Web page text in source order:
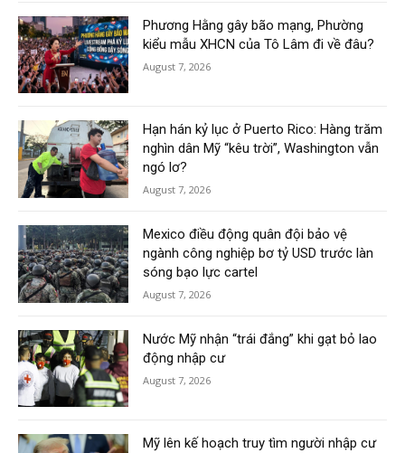
Phương Hằng gây bão mạng, Phường
kiểu mẫu XHCN của Tô Lâm đi về đâu?
August 7, 2026
Hạn hán kỷ lục ở Puerto Rico: Hàng trăm
nghìn dân Mỹ “kêu trời”, Washington vẫn
ngó lơ?
August 7, 2026
Mexico điều động quân đội bảo vệ
ngành công nghiệp bơ tỷ USD trước làn
sóng bạo lực cartel
August 7, 2026
Nước Mỹ nhận “trái đắng” khi gạt bỏ lao
động nhập cư
August 7, 2026
Mỹ lên kế hoạch truy tìm người nhập cư